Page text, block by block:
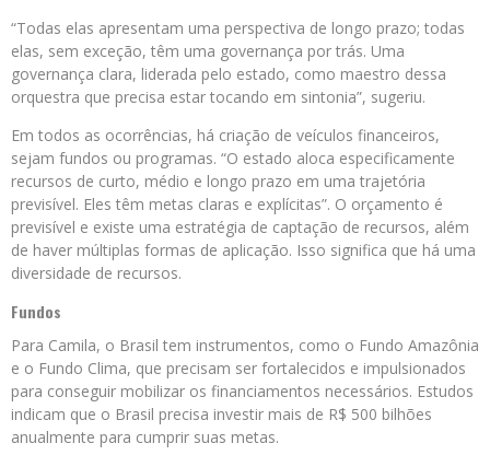
“Todas elas apresentam uma perspectiva de longo prazo; todas
elas, sem exceção, têm uma governança por trás. Uma
governança clara, liderada pelo estado, como maestro dessa
orquestra que precisa estar tocando em sintonia”, sugeriu.
Em todos as ocorrências, há criação de veículos financeiros,
sejam fundos ou programas. “O estado aloca especificamente
recursos de curto, médio e longo prazo em uma trajetória
previsível. Eles têm metas claras e explícitas”. O orçamento é
previsível e existe uma estratégia de captação de recursos, além
de haver múltiplas formas de aplicação. Isso significa que há uma
diversidade de recursos.
Fundos
Para Camila, o Brasil tem instrumentos, como o Fundo Amazônia
e o Fundo Clima, que precisam ser fortalecidos e impulsionados
para conseguir mobilizar os financiamentos necessários. Estudos
indicam que o Brasil precisa investir mais de R$ 500 bilhões
anualmente para cumprir suas metas.